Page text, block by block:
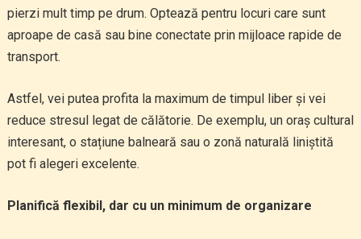
pierzi mult timp pe drum. Optează pentru locuri care sunt
aproape de casă sau bine conectate prin mijloace rapide de
transport.
Astfel, vei putea profita la maximum de timpul liber și vei
reduce stresul legat de călătorie. De exemplu, un oraș cultural
interesant, o stațiune balneară sau o zonă naturală liniștită
pot fi alegeri excelente.
Planifică flexibil, dar cu un minimum de organizare